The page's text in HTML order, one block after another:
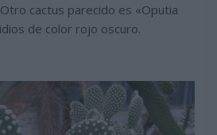
cactus parecido es «Oputia
de color rojo oscuro.